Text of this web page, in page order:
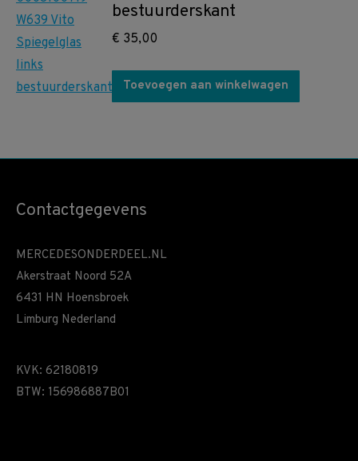
bestuurderskant
€ 35,00
Toevoegen aan winkelwagen
Contactgegevens
MERCEDESONDERDEEL.NL
Akerstraat Noord 52A
6431 HN Hoensbroek
Limburg Nederland
KVK: 62180819
BTW: 156986887B01